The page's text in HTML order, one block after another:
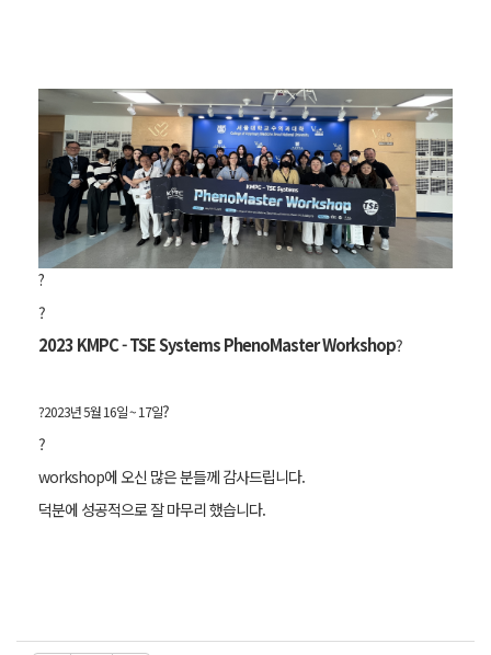
?
?
2023 KMPC - TSE Systems PhenoMaster Workshop?
?2023년 5월 16일 ~ 17일?
?
workshop에 오신 많은 분들께 감사드립니다.
덕분에 성공적으로 잘 마무리 했습니다.